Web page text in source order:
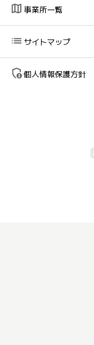
map 事業所一覧
list サイトマップ
admin_panel_settings個人情報保護方針